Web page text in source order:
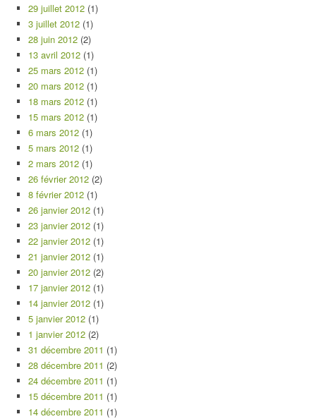
29 juillet 2012 (1)
3 juillet 2012 (1)
28 juin 2012 (2)
13 avril 2012 (1)
25 mars 2012 (1)
20 mars 2012 (1)
18 mars 2012 (1)
15 mars 2012 (1)
6 mars 2012 (1)
5 mars 2012 (1)
2 mars 2012 (1)
26 février 2012 (2)
8 février 2012 (1)
26 janvier 2012 (1)
23 janvier 2012 (1)
22 janvier 2012 (1)
21 janvier 2012 (1)
20 janvier 2012 (2)
17 janvier 2012 (1)
14 janvier 2012 (1)
5 janvier 2012 (1)
1 janvier 2012 (2)
31 décembre 2011 (1)
28 décembre 2011 (2)
24 décembre 2011 (1)
15 décembre 2011 (1)
14 décembre 2011 (1)